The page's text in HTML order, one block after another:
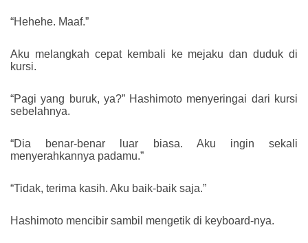
“Hehehe. Maaf.”
Aku melangkah cepat kembali ke mejaku dan duduk di
kursi.
“Pagi yang buruk, ya?” Hashimoto menyeringai dari kursi
sebelahnya.
“Dia benar-benar luar biasa. Aku ingin sekali
menyerahkannya padamu.”
“Tidak, terima kasih. Aku baik-baik saja.”
Hashimoto mencibir sambil mengetik di keyboard-nya.